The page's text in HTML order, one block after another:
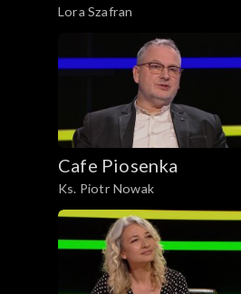
Lora Szafran
Cafe Piosenka
Ks. Piotr Nowak